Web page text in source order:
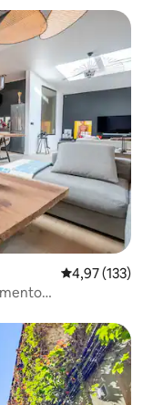
4,97 de uma
4,97 (133)